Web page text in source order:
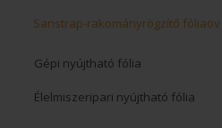
Sanstrap-rakományrögzítő fóliaöv
Gépi nyújtható fólia
Élelmiszeripari nyújtható fólia